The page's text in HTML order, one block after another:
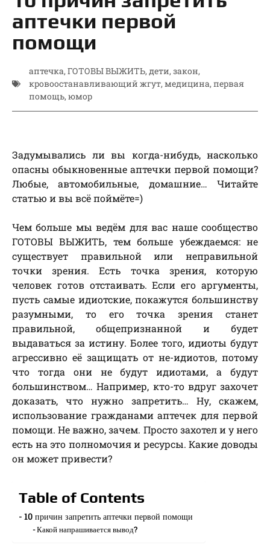
аптечки первой
помощи
аптечка, ГОТОВЫ ВЫЖИТЬ, дети, закон,
кровоостанавливающий жгут, медицина, первая
помощь, юмор
Задумывались ли вы когда-нибудь, насколько
опасны обыкновенные аптечки первой помощи?
Любые, автомобильные, домашние… Читайте
статью и вы всё поймёте=)
Чем больше мы ведём для вас наше сообщество
ГОТОВЫ ВЫЖИТЬ, тем больше убеждаемся: не
существует правильной или неправильной
точки зрения. Есть точка зрения, которую
человек готов отстаивать. Если его аргументы,
пусть самые идиотские, покажутся большинству
разумными, то его точка зрения станет
правильной, общепризнанной и будет
выдаваться за истину. Более того, идиоты будут
агрессивно её защищать от не-идиотов, потому
что тогда они не будут идиотами, а будут
большинством… Например, кто-то вдруг захочет
доказать, что нужно запретить… Ну, скажем,
использование гражданами аптечек для первой
помощи. Не важно, зачем. Просто захотел и у него
есть на это полномочия и ресурсы. Какие доводы
он может привести?
Table of Contents
10 причин запретить аптечки первой помощи
Какой напрашивается вывод?